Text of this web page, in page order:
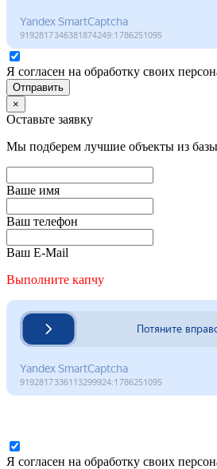
Я согласен на обработку своих
Отправить
×
Оставьте заявку
Мы подберем лучшие объекты из
Ваше имя
Ваш телефон
Ваш E-Mail
Выполните капчу
Я согласен на обработку своих